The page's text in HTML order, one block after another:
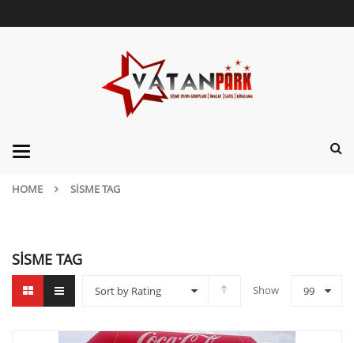
Categories
HOME SISME TAG
SISME TAG
Sort by Rating Show 99